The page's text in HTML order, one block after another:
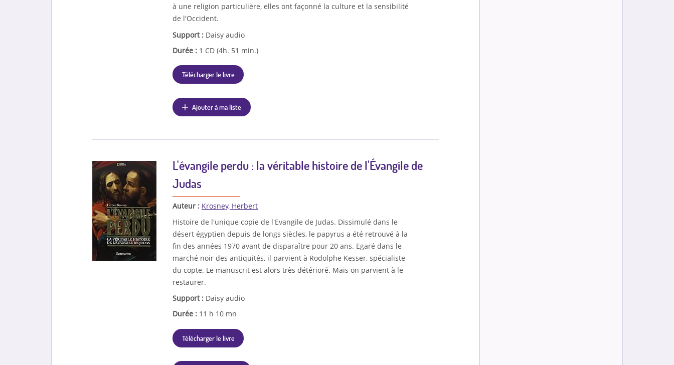
à une religion particulière, elles ont façonné la culture et la sensibilité
de l'Occident.
Support : Daisy audio
Durée : 1 CD (4h. 51 min.)
Télécharger le livre
Ajouter à ma liste
L'évangile perdu : la véritable histoire de l'Évangile de
Judas
Auteur : Krosney, Herbert
Histoire de l'unique copie de l'Evangile de Judas. Dissimulé dans le
désert égyptien depuis de longs siècles, le papyrus a été retrouvé à la
fin des années 1970 avant de disparaître pour 20 ans. Egaré dans le
marché noir des antiquités, il parvient à Rodolphe Kesser, spécialiste
du copte. Le manuscrit est alors très détérioré. Mais on parvient à le
restaurer.
Support : Daisy audio
Durée : 11 h 10 mn
Télécharger le livre